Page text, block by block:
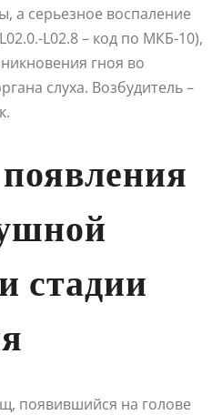
а серьезное воспаление
L02.8 – код по МКБ-10),
гноя во
слуха. Возбудитель –
стадии
появившийся на голове